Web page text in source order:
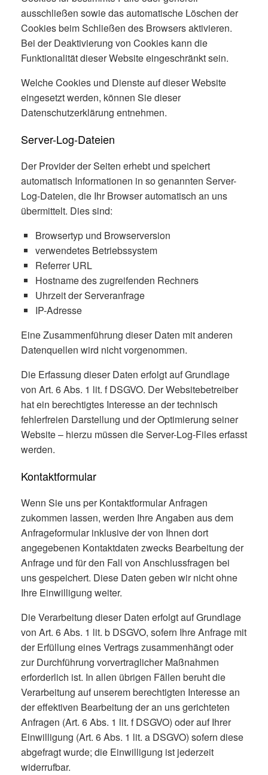
ausschließen sowie das automatische Löschen der
Cookies beim Schließen des Browsers aktivieren.
Bei der Deaktivierung von Cookies kann die
Funktionalität dieser Website eingeschränkt sein.
Welche Cookies und Dienste auf dieser Website
eingesetzt werden, können Sie dieser
Datenschutzerklärung entnehmen.
Server-Log-Dateien
Der Provider der Seiten erhebt und speichert
automatisch Informationen in so genannten Server-
Log-Dateien, die Ihr Browser automatisch an uns
übermittelt. Dies sind:
Browsertyp und Browserversion
verwendetes Betriebssystem
Referrer URL
Hostname des zugreifenden Rechners
Uhrzeit der Serveranfrage
IP-Adresse
Eine Zusammenführung dieser Daten mit anderen
Datenquellen wird nicht vorgenommen.
Die Erfassung dieser Daten erfolgt auf Grundlage
von Art. 6 Abs. 1 lit. f DSGVO. Der Websitebetreiber
hat ein berechtigtes Interesse an der technisch
fehlerfreien Darstellung und der Optimierung seiner
Website – hierzu müssen die Server-Log-Files erfasst
werden.
Kontaktformular
Wenn Sie uns per Kontaktformular Anfragen
zukommen lassen, werden Ihre Angaben aus dem
Anfrageformular inklusive der von Ihnen dort
angegebenen Kontaktdaten zwecks Bearbeitung der
Anfrage und für den Fall von Anschlussfragen bei
uns gespeichert. Diese Daten geben wir nicht ohne
Ihre Einwilligung weiter.
Die Verarbeitung dieser Daten erfolgt auf Grundlage
von Art. 6 Abs. 1 lit. b DSGVO, sofern Ihre Anfrage mit
der Erfüllung eines Vertrags zusammenhängt oder
zur Durchführung vorvertraglicher Maßnahmen
erforderlich ist. In allen übrigen Fällen beruht die
Verarbeitung auf unserem berechtigten Interesse an
der effektiven Bearbeitung der an uns gerichteten
Anfragen (Art. 6 Abs. 1 lit. f DSGVO) oder auf Ihrer
Einwilligung (Art. 6 Abs. 1 lit. a DSGVO) sofern diese
abgefragt wurde; die Einwilligung ist jederzeit
widerrufbar.